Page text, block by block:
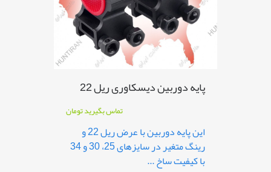
پایه دوربین دیسکاوری ریل 22
تماس بگیریدتومان
این پایه دوربین با عرض ریل 22 و
رینگ متغیر در سایزهای 25، 30 و 34
با کیفیت ساخ ...